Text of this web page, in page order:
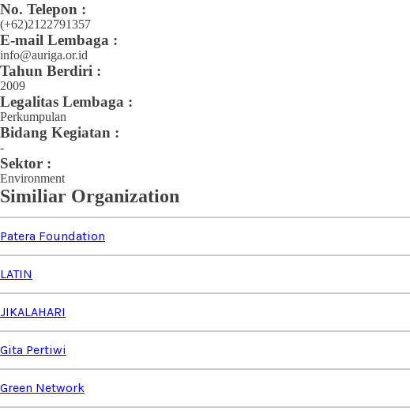
No. Telepon :
(+62)2122791357
E-mail Lembaga :
info@auriga.or.id
Tahun Berdiri :
2009
Legalitas Lembaga :
Perkumpulan
Bidang Kegiatan :
-
Sektor :
Environment
Similiar Organization
Patera Foundation
LATIN
JIKALAHARI
Gita Pertiwi
Green Network